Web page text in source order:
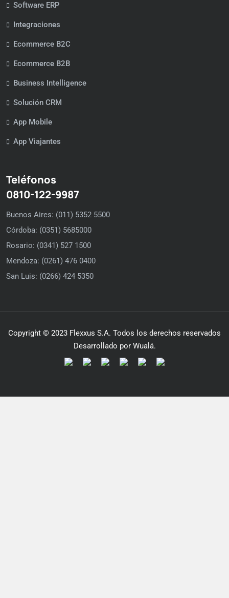
Software ERP
Integraciones
Ecommerce B2C
Ecommerce B2B
Business Intelligence
Solución CRM
App Mobile
App Viajantes
Teléfonos
0810-122-9987
Buenos Aires: (011) 5352 5500
Córdoba: (0351) 5685000
Rosario: (0341) 527 1500
Mendoza: (0261) 476 0400
San Luis: (0266) 424 5350
Copyright © 2023 Flexxus S.A. Todos los derechos reservados
Desarrollado por Wualá.